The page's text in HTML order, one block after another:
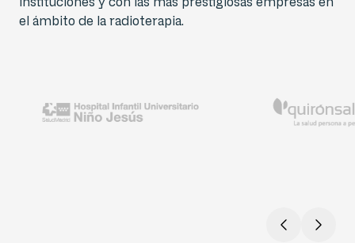
el ámbito de la radioterapia.